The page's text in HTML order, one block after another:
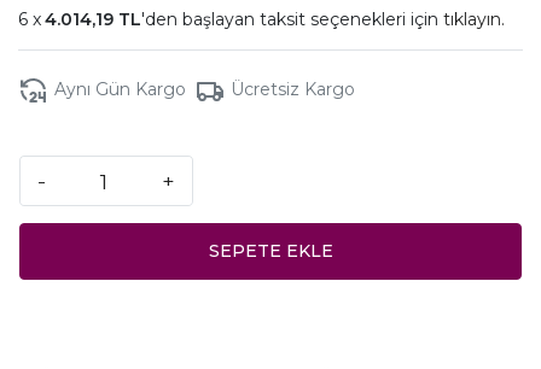
4.014,19 TL'den başlayan taksit seçenekleri için tıklayın.
Aynı Gün Kargo Ücretsiz Kargo
- +
SEPETE EKLE